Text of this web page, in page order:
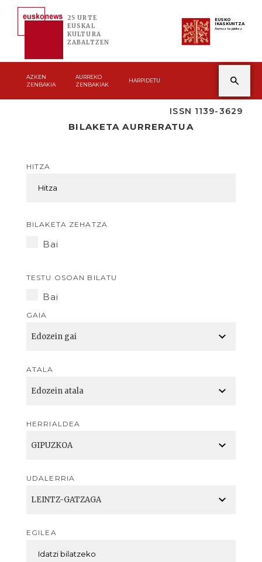
25 URTE
EUSKAL
KULTURA
ZABALTZEN
EUSKO
IKASKUNTZA
Asmoz ta jakitez
AZKEN
ZENBAKIA
AURREKO
ZENBAKIAK
HARPIDETU
ISSN 1139-3629
BILAKETA AURRERATUA
HITZA
BILAKETA ZEHATZA
Bai
TESTU OSOAN BILATU
Bai
GAIA
ATALA
HERRIALDEA
UDALERRIA
EGILEA